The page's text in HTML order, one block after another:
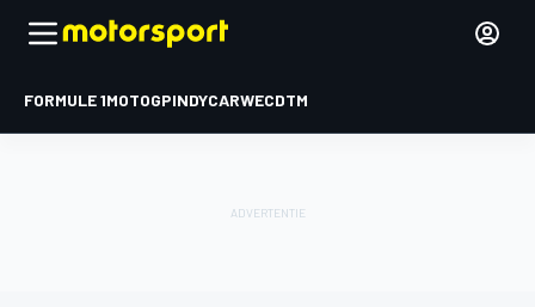
FORMULE 1MOTOGPINDYCARWECDTM